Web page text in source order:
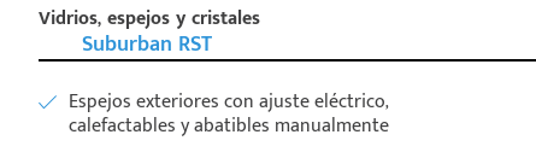
Vidrios, espejos y cristales
Suburban RST
Espejos exteriores con ajuste eléctrico,
calefactables y abatibles manualmente